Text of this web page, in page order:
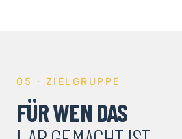
05 · ZIELGRUPPE
FÜR WEN DAS